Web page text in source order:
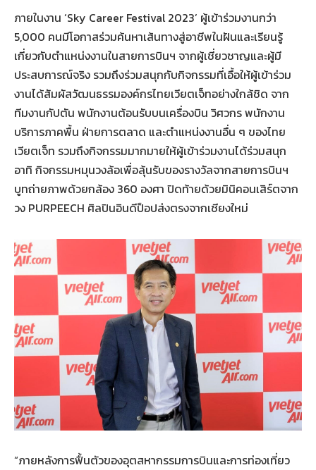
ภายในงาน ‘Sky Career Festival 2023’ ผู้เข้าร่วมงานกว่า
5,000 คนมีโอกาสร่วมค้นหาเส้นทางสู่อาชีพในฝันและเรียนรู้
เกี่ยวกับตำแหน่งงานในสายการบินฯ จากผู้เชี่ยวชาญและผู้มี
ประสบการณ์จริง รวมถึงร่วมสนุกกับกิจกรรมที่เอื้อให้ผู้เข้าร่วม
งานได้สัมผัสวัฒนธรรมองค์กรไทยเวียตเจ็ทอย่างใกล้ชิด จาก
ทีมงานกัปตัน พนักงานต้อนรับบนเครื่องบิน วิศวกร พนักงาน
บริการภาคพื้น ฝ่ายการตลาด และตำแหน่งงานอื่น ๆ ของไทย
เวียตเจ็ท รวมถึงกิจกรรมมากมายให้ผู้เข้าร่วมงานได้ร่วมสนุก
อาทิ กิจกรรมหมุนวงล้อเพื่อลุ้นรับของรางวัลจากสายการบินฯ
บูทถ่ายภาพด้วยกล้อง 360 องศา ปิดท้ายด้วยมินิคอนเสิร์ตจาก
วง PURPEECH ศิลปินอินดีป็อปส่งตรงจากเชียงใหม่
“ภายหลังการฟื้นตัวของอุตสหากรรมการบินและการท่องเที่ยว